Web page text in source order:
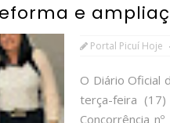
e
Portal Picuí Hoje
O Diário Oficial
terça-feira
Concorrência